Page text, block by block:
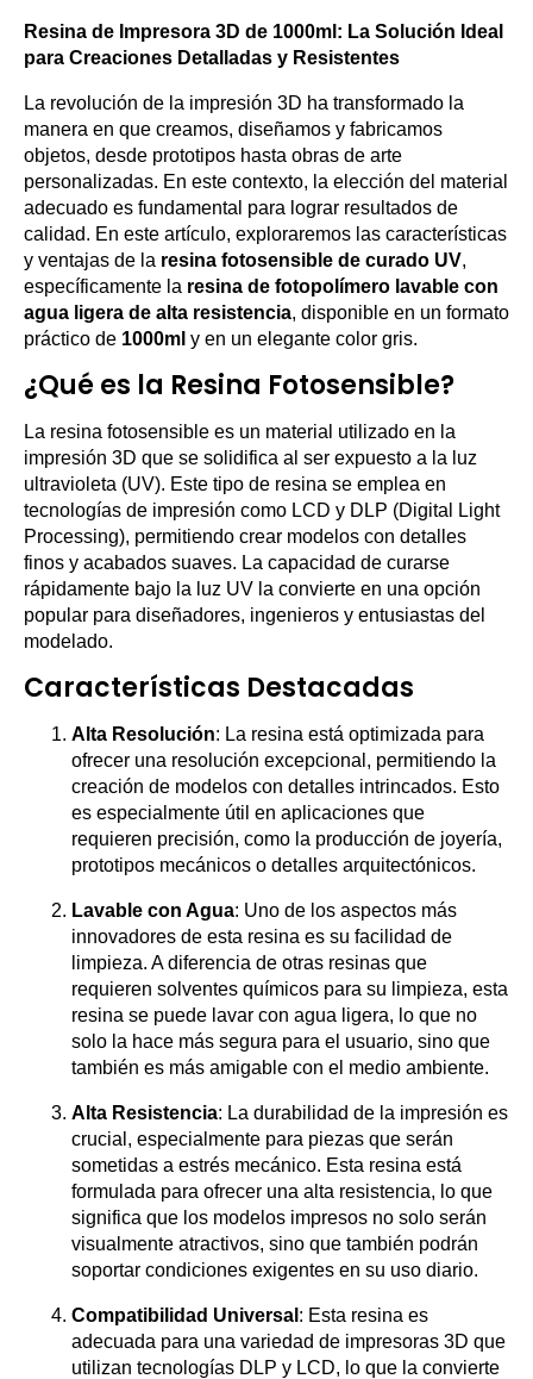
Resina de Impresora 3D de 1000ml: La Solución Ideal
para Creaciones Detalladas y Resistentes
La revolución de la impresión 3D ha transformado la
manera en que creamos, diseñamos y fabricamos
objetos, desde prototipos hasta obras de arte
personalizadas. En este contexto, la elección del material
adecuado es fundamental para lograr resultados de
calidad. En este artículo, exploraremos las características
y ventajas de la resina fotosensible de curado UV,
específicamente la resina de fotopolímero lavable con
agua ligera de alta resistencia, disponible en un formato
práctico de 1000ml y en un elegante color gris.
¿Qué es la Resina Fotosensible?
La resina fotosensible es un material utilizado en la
impresión 3D que se solidifica al ser expuesto a la luz
ultravioleta (UV). Este tipo de resina se emplea en
tecnologías de impresión como LCD y DLP (Digital Light
Processing), permitiendo crear modelos con detalles
finos y acabados suaves. La capacidad de curarse
rápidamente bajo la luz UV la convierte en una opción
popular para diseñadores, ingenieros y entusiastas del
modelado.
Características Destacadas
Alta Resolución: La resina está optimizada para
ofrecer una resolución excepcional, permitiendo la
creación de modelos con detalles intrincados. Esto
es especialmente útil en aplicaciones que
requieren precisión, como la producción de joyería,
prototipos mecánicos o detalles arquitectónicos.
Lavable con Agua: Uno de los aspectos más
innovadores de esta resina es su facilidad de
limpieza. A diferencia de otras resinas que
requieren solventes químicos para su limpieza, esta
resina se puede lavar con agua ligera, lo que no
solo la hace más segura para el usuario, sino que
también es más amigable con el medio ambiente.
Alta Resistencia: La durabilidad de la impresión es
crucial, especialmente para piezas que serán
sometidas a estrés mecánico. Esta resina está
formulada para ofrecer una alta resistencia, lo que
significa que los modelos impresos no solo serán
visualmente atractivos, sino que también podrán
soportar condiciones exigentes en su uso diario.
Compatibilidad Universal : Esta resina es
adecuada para una variedad de impresoras 3D que
utilizan tecnologías DLP y LCD, lo que la convierte